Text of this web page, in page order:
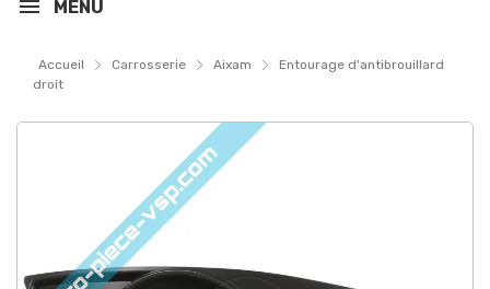
MENU
Accueil Carrosserie Aixam
Entourage d'antibrouillard
droit